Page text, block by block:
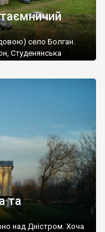
село Болган.
Студенянська
Всі епітафії, які
– цвинтар
У 1924-1940
та
над Дністром. Хоча